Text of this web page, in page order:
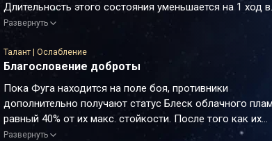
Длительность этого состояния уменьшается на 1 ход в
начале каждого хода Фуги, и статус Молитва лисы
Статус Молитва лисы повышает эффект пробития
на 37.5% и позволяет его атакам истощать стойкость
противников без соответствующего типа уязвимости.
эффект равен 50% от изначального урона стойкости, и
может складываться с другими эффектами,
типы уязвимости цели.
Развернуть
Талант | Ослабление
Благословение доброты
Пока Фуга находится на поле боя, противники
дополнительно получают статус Блеск облачного
равный 40% от их макс. стойкости. После того как их
изначальная стойкость опускается до 0, продолжает
Развернуть